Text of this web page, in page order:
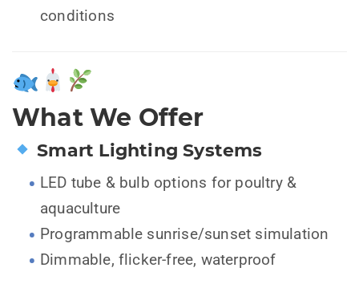
conditions
What We Offer
Smart Lighting Systems
LED tube & bulb options for poultry &
aquaculture
Programmable sunrise/sunset simulation
Dimmable, flicker-free, waterproof